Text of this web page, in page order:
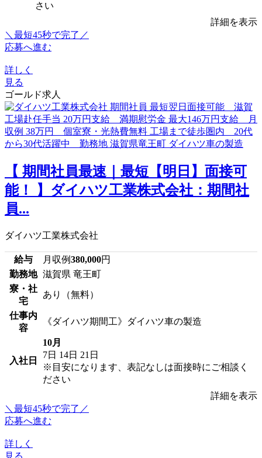
さい
詳細を表示
＼最短45秒で完了／
応募へ進む
詳しく
見る
ゴールド求人
【 期間社員最速｜最短【明日】面接可
能！ 】ダイハツ工業株式会社：期間社
員...
ダイハツ工業株式会社
給与 月収例380,000円
勤務地 滋賀県 竜王町
寮・社
宅
あり（無料）
仕事内
容
《ダイハツ期間工》ダイハツ車の製造
入社日
10月
7日 14日 21日
※目安になります、表記なしは面接時にご相談く
ださい
詳細を表示
＼最短45秒で完了／
応募へ進む
詳しく